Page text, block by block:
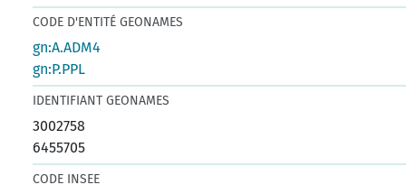
CODE D'ENTITÉ GEONAMES
gn:A.ADM4
gn:P.PPL
IDENTIFIANT GEONAMES
3002758
6455705
CODE INSEE